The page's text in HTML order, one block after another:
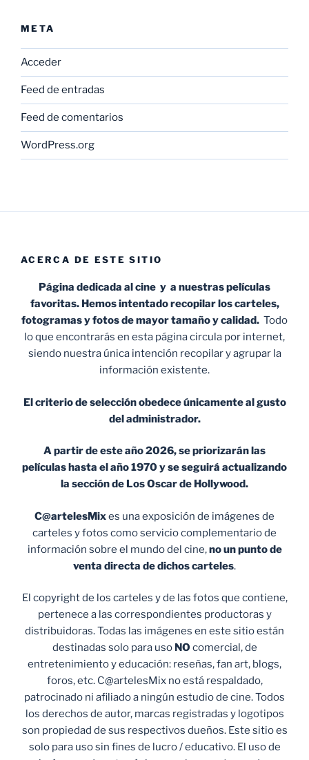
META
Acceder
Feed de entradas
Feed de comentarios
WordPress.org
ACERCA DE ESTE SITIO
Página dedicada al cine y a nuestras películas
favoritas. Hemos intentado recopilar los carteles,
fotogramas y fotos de mayor tamaño y calidad. Todo
lo que encontrarás en esta página circula por internet,
siendo nuestra única intención recopilar y agrupar la
información existente.
El criterio de selección obedece únicamente al gusto
del administrador.
A partir de este año 2026, se priorizarán las
películas hasta el año 1970 y se seguirá actualizando
la sección de Los Oscar de Hollywood.
C@artelesMixes una exposición de imágenes de
carteles y fotos como servicio complementario de
información sobre el mundo del cine,no un punto de
venta directa de dichos carteles.
El copyright de los carteles y de las fotos que contiene,
pertenece a las correspondientes productoras y
distribuidoras. Todas las imágenes en este sitio están
destinadas solo para uso NO comercial, de
entretenimiento y educación: reseñas, fan art, blogs,
foros, etc. C@artelesMix no está respaldado,
patrocinado ni afiliado a ningún estudio de cine. Todos
los derechos de autor, marcas registradas y logotipos
son propiedad de sus respectivos dueños. Este sitio es
solo para uso sin fines de lucro / educativo. El uso de